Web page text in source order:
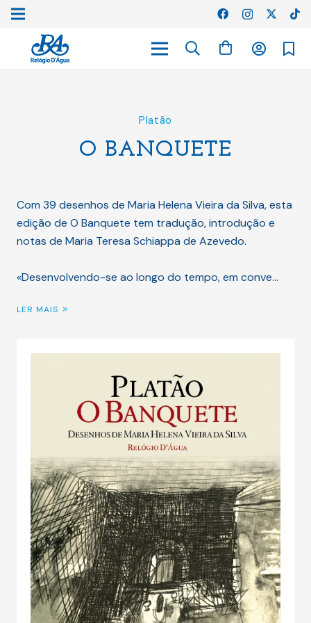
Platão
O BANQUETE
Com 39 desenhos de Maria Helena Vieira da Silva, esta
edição de O Banquete tem tradução, introdução e
notas de Maria Teresa Schiappa de Azevedo.
«Desenvolvendo-se ao longo do tempo, em conve…
LER MAIS